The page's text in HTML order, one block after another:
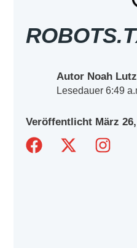
Autor Noah Lutz
Lesedauer 6:49
Veröffentlicht März
F
X
I